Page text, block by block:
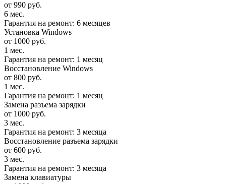
от 990 руб.
6 мес.
Гарантия на ремонт: 6 месяцев
Установка Windows
от 1000 руб.
1 мес.
Гарантия на ремонт: 1 месяц
Восстановление Windows
от 800 руб.
1 мес.
Гарантия на ремонт: 1 месяц
Замена разъема зарядки
от 1000 руб.
3 мес.
Гарантия на ремонт: 3 месяца
Восстановление разъема зарядки
от 600 руб.
3 мес.
Гарантия на ремонт: 3 месяца
Замена клавиатуры